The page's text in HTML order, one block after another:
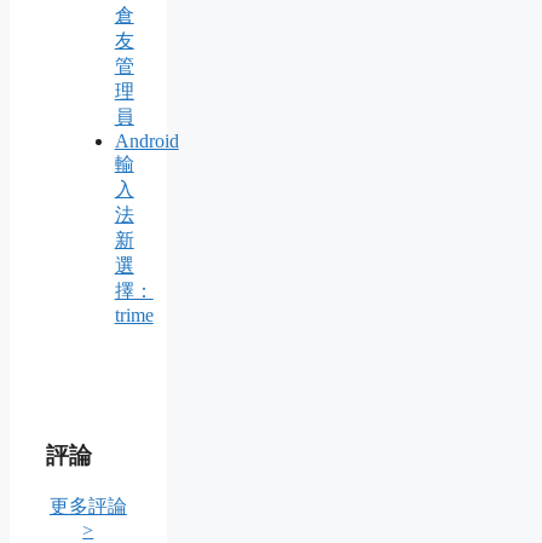
倉
友
管
理
員
Android
輸
入
法
新
選
擇：
trime
評論
更多評論
>